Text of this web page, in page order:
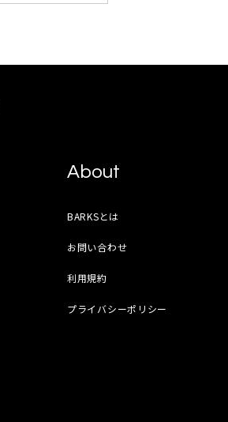
About
BARKSとは
お問い合わせ
利用規約
プライバシーポリシー